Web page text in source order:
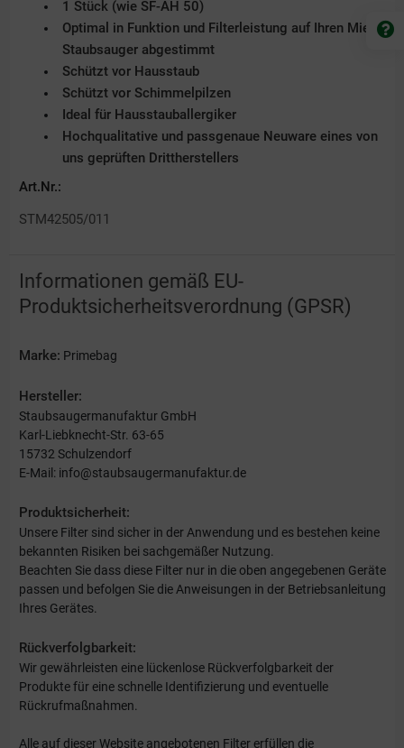
1 Stück (wie SF-AH 50)
Optimal in Funktion und Filterleistung auf Ihren Miele-
Staubsauger abgestimmt
Schützt vor Hausstaub
Schützt vor Schimmelpilzen
Ideal für Hausstauballergiker
Hochqualitative und passgenaue Neuware eines von
uns geprüften Drittherstellers
Art.Nr.:
STM42505/011
Informationen gemäß EU-
Produktsicherheitsverordnung (GPSR)
Marke: Primebag
Hersteller:
Staubsaugermanufaktur GmbH
Karl-Liebknecht-Str. 63-65
15732 Schulzendorf
E-Mail: info@staubsaugermanufaktur.de
Produktsicherheit:
Unsere Filter sind sicher in der Anwendung und es bestehen keine
bekannten Risiken bei sachgemäßer Nutzung.
Beachten Sie dass diese Filter nur in die oben angegebenen Geräte
passen und befolgen Sie die Anweisungen in der Betriebsanleitung
Ihres Gerätes.
Rückverfolgbarkeit:
Wir gewährleisten eine lückenlose Rückverfolgbarkeit der
Produkte für eine schnelle Identifizierung und eventuelle
Rückrufmaßnahmen.
Alle auf dieser Website angebotenen Filter erfüllen die